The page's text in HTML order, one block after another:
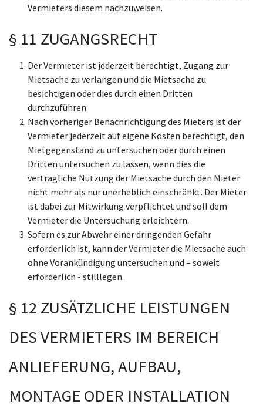
Vermieters diesem nachzuweisen.
§ 11 ZUGANGSRECHT
Der Vermieter ist jederzeit berechtigt, Zugang zur
Mietsache zu verlangen und die Mietsache zu
besichtigen oder dies durch einen Dritten
durchzuführen.
Nach vorheriger Benachrichtigung des Mieters ist der
Vermieter jederzeit auf eigene Kosten berechtigt, den
Mietgegenstand zu untersuchen oder durch einen
Dritten untersuchen zu lassen, wenn dies die
vertragliche Nutzung der Mietsache durch den Mieter
nicht mehr als nur unerheblich einschränkt. Der Mieter
ist dabei zur Mitwirkung verpflichtet und soll dem
Vermieter die Untersuchung erleichtern.
Sofern es zur Abwehr einer dringenden Gefahr
erforderlich ist, kann der Vermieter die Mietsache auch
ohne Vorankündigung untersuchen und – soweit
erforderlich - stilllegen.
§ 12 ZUSÄTZLICHE LEISTUNGEN
DES VERMIETERS IM BEREICH
ANLIEFERUNG, AUFBAU,
MONTAGE ODER INSTALLATION